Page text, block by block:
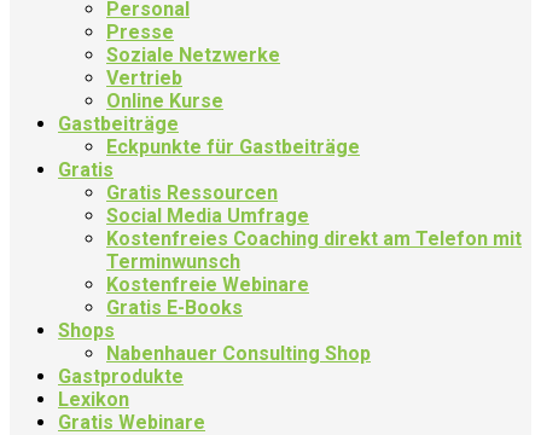
Personal
Presse
Soziale Netzwerke
Vertrieb
Online Kurse
Gastbeiträge
Eckpunkte für Gastbeiträge
Gratis
Gratis Ressourcen
Social Media Umfrage
Kostenfreies Coaching direkt am Telefon mit
Terminwunsch
Kostenfreie Webinare
Gratis E-Books
Shops
Nabenhauer Consulting Shop
Gastprodukte
Lexikon
Gratis Webinare